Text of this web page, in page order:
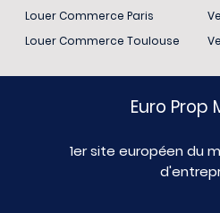
Louer Commerce Paris
Louer Commerce Toulouse
Euro Prop
1er site européen du